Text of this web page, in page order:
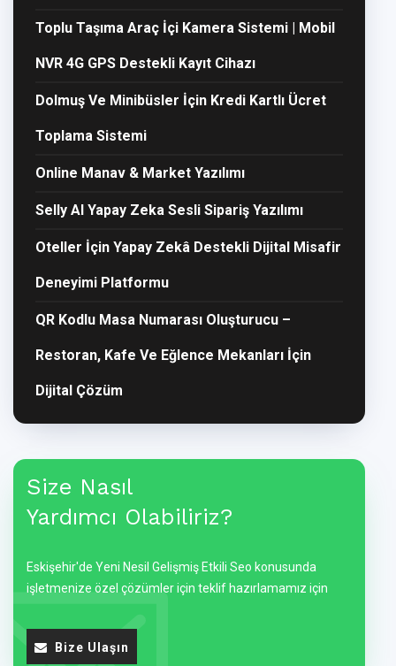
Toplu Taşıma Araç İçi Kamera Sistemi | Mobil
NVR 4G GPS Destekli Kayıt Cihazı
Dolmuş Ve Minibüsler İçin Kredi Kartlı Ücret
Toplama Sistemi
Online Manav & Market Yazılımı
Selly AI Yapay Zeka Sesli Sipariş Yazılımı
Oteller İçin Yapay Zekâ Destekli Dijital Misafir
Deneyimi Platformu
QR Kodlu Masa Numarası Oluşturucu –
Restoran, Kafe Ve Eğlence Mekanları İçin
Dijital Çözüm
Size Nasıl
Yardımcı Olabiliriz?
Eskişehir'de Yeni Nesil Gelişmiş Etkili Seo konusunda
işletmenize özel çözümler için teklif hazırlamamız için
Bize Ulaşın